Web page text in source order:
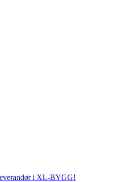
i XL-BYGG!